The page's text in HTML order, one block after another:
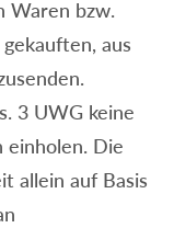
Waren bzw.
aus
3 UWG keine
einholen. Die
allein auf Basis